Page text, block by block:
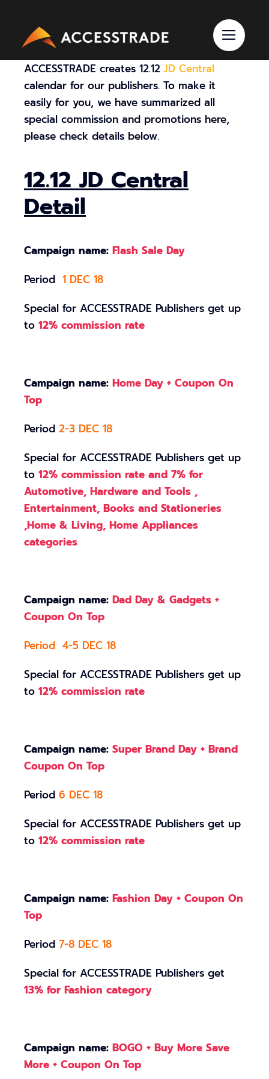
content
ACCESSTRADE creates 12.12 JD Central
calendar for our publishers. To make it
easily for you, we have summarized all
special commission and promotions here,
please check details below.
12.12 JD Central
Detail
Campaign name: Flash Sale Day
Period 1 DEC 18
Special for ACCESSTRADE Publishers get up
to 12% commission rate
Campaign name: Home Day + Coupon On
Top
Period 2-3 DEC 18
Special for ACCESSTRADE Publishers get up
to 12% commission rate and 7% for
Automotive, Hardware and Tools ,
Entertainment, Books and Stationeries
,Home & Living, Home Appliances
categories
Campaign name: Dad Day & Gadgets +
Coupon On Top
Period 4-5 DEC 18
Special for ACCESSTRADE Publishers get up
to 12% commission rate
Campaign name: Super Brand Day + Brand
Coupon On Top
Period 6 DEC 18
Special for ACCESSTRADE Publishers get up
to 12% commission rate
Campaign name: Fashion Day + Coupon On
Top
Period 7-8 DEC 18
Special for ACCESSTRADE Publishers get
13% for Fashion category
Campaign name: BOGO + Buy More Save
More + Coupon On Top